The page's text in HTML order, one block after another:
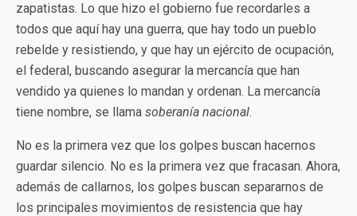
zapatistas. Lo que hizo el gobierno fue recordarles a
todos que aquí hay una guerra, que hay todo un pueblo
rebelde y resistiendo, y que hay un ejército de ocupación,
el federal, buscando asegurar la mercancía que han
vendido ya quienes lo mandan y ordenan. La mercancía
tiene nombre, se llama soberanía nacional.
No es la primera vez que los golpes buscan hacernos
guardar silencio. No es la primera vez que fracasan. Ahora,
además de callarnos, los golpes buscan separarnos de
los principales movimientos de resistencia que hay